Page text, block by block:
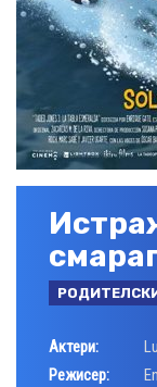
Актери:
Режисер: